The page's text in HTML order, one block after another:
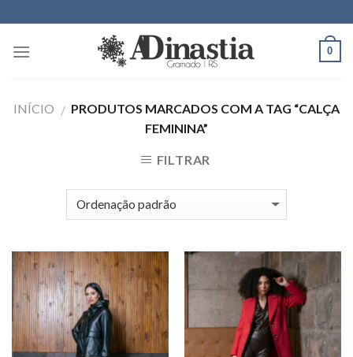
to
content
0
INÍCIO / PRODUTOS MARCADOS COM A TAG “CALÇA
FEMININA”
FILTRAR